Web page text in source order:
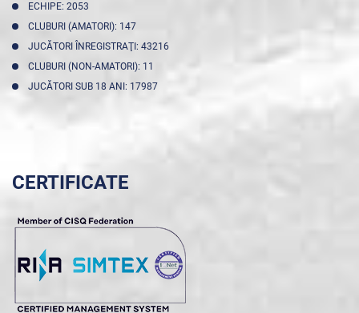
ECHIPE: 2053
CLUBURI (AMATORI): 147
JUCĂTORI ÎNREGISTRAŢI: 43216
CLUBURI (NON-AMATORI): 11
JUCĂTORI SUB 18 ANI: 17987
CERTIFICATE